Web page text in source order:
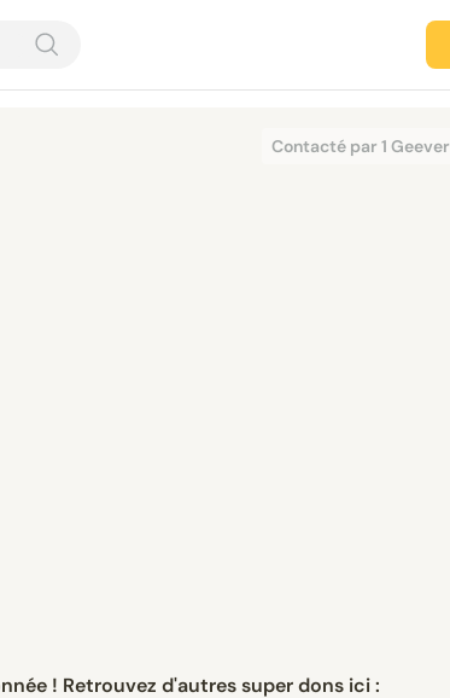
Contacté par 1 Geever
! Retrouvez d'autres super dons ici :